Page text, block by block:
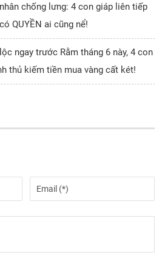
chống lưng: 4 con giáp liên tiếp
QUYỀN ai cũng nể!
ngay trước Rằm tháng 6 này, 4 con
thủ kiếm tiền mua vàng cất két!